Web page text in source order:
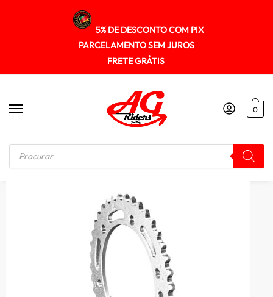
5% DE DESCONTO COM PIX
PARCELAMENTO SEM JUROS
FRETE GRÁTIS
0
Início / KIT RELAÇÃO